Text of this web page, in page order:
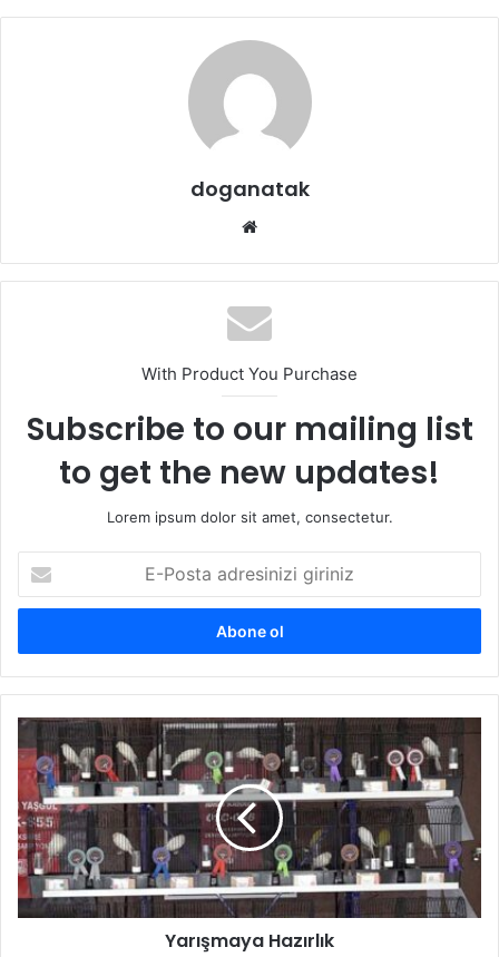
doganatak
With Product You Purchase
Subscribe to our mailing list
to get the new updates!
Lorem ipsum dolor sit amet, consectetur.
Posta
adresinizi
Yarışmaya Hazırlık